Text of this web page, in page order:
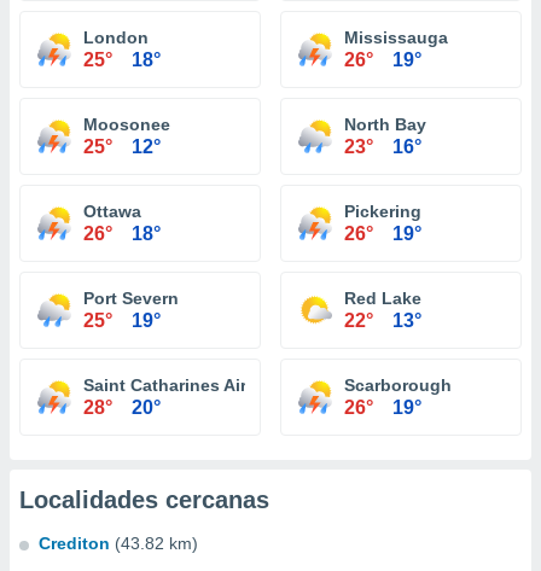
London
25° 18°
Mississauga
26° 19°
Moosonee
25° 12°
North Bay
23° 16°
Ottawa
26° 18°
Pickering
26° 19°
Port Severn
25° 19°
Red Lake
22° 13°
Saint Catharines Airport
28° 20°
Scarborough
26° 19°
Localidades cercanas
Crediton (43.82 km)